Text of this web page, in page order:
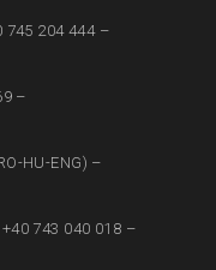
745 204 444 –
–
HU-ENG) –
743 040 018 –